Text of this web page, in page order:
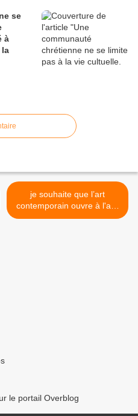
se
à
la
je souhaite que l’art
contemporain ouvre à l'au-
delà de la matière ;
le portail Overblog